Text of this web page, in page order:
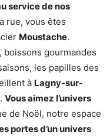
service de nos
rue, vous êtes
Moustache.
, boissons gourmandes
les papilles des
à Lagny-sur-
Vous aimez l’univers
de Noël, notre espace
portes d’un univers